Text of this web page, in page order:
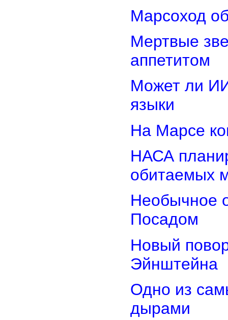
Марсоход
Мертвые
аппетитом
Может ли
языки
На Марсе
НАСА
обитаемых
Необычное
Посадом
Новый
Эйнштейна
Одно из
дырами